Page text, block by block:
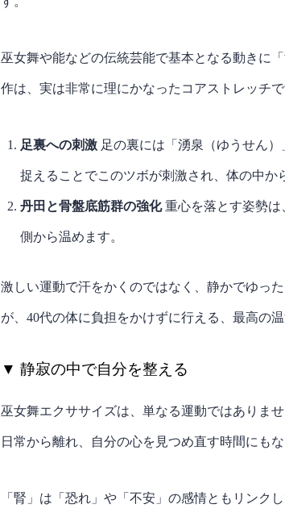
巫女舞や能などの伝統芸能で基本となる動きに
作は、実は非常に理にかなったコアストレッチで
足裏への刺激 足の裏には「湧泉（ゆうせん
捉えることでこのツボが刺激され、体の中か
丹田と骨盤底筋群の強化重心を落とす姿勢は
側から温めます。
激しい運動で汗をかくのではなく、静かでゆっ
が、40代の体に負担をかけずに行える、最高の温
▼ 静寂の中で自分を整える
巫女舞エクササイズは、単なる運動ではありま
日常から離れ、自分の心を見つめ直す時間にもな
「腎」は「恐れ」や「不安」の感情ともリンク